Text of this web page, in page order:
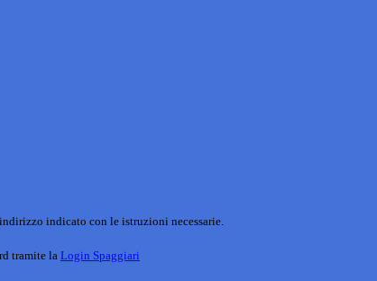
indicato con le istruzioni necessarie.
tramite la Login Spaggiari